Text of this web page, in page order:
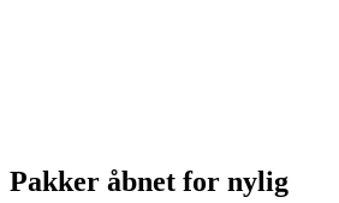
Pakker åbnet for nylig